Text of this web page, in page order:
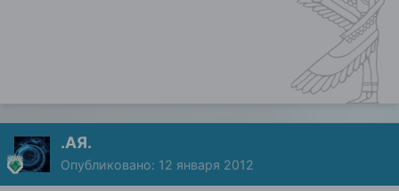
.АЯ.
Опубликовано: 12 января 2012